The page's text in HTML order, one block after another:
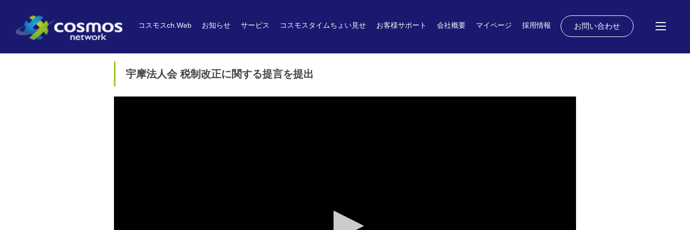
お問い合わせ
コスモスch.Web お知らせ サービス コスモスタイムちょい見せ お客様サポート 会社概要 マイページ 採用情報
宇摩法人会 税制改正に関する提言を提出